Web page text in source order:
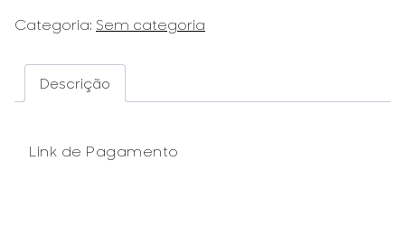
quantidade
Categoria: Sem categoria
Descrição
Link de Pagamento